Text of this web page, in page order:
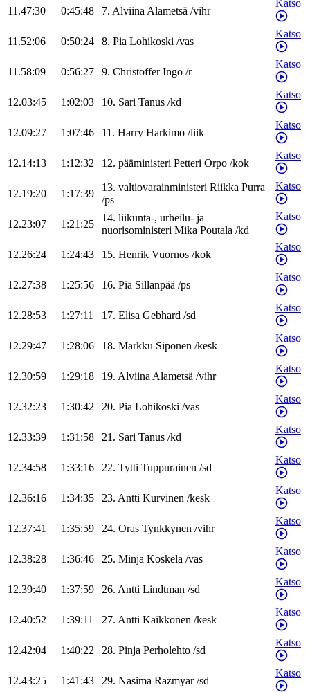
11.47:30 0:45:48 7. AlviinaAlametsä /vihr
Katso
11.52:06 0:50:24 8. Pia Lohikoski /vas
Katso
11.58:09 0:56:27 9. Christoffer Ingo /r
Katso
12.03:45 1:02:03 10. Sari Tanus /kd
Katso
12.09:27 1:07:46 11. Harry Harkimo /liik
Katso
12.14:13 1:12:32 12. pääministeri Petteri Orpo /kok
Katso
12.19:20 1:17:39
13. valtiovarainministeri Riikka Purra
/ps
Katso
12.23:07 1:21:25
14. liikunta-, urheilu- ja
nuorisoministeri Mika Poutala /kd
Katso
12.26:24 1:24:43 15. Henrik Vuornos /kok
Katso
12.27:38 1:25:56 16. Pia Sillanpää /ps
Katso
12.28:53 1:27:11 17. Elisa Gebhard /sd
Katso
12.29:47 1:28:06 18. Markku Siponen /kesk
Katso
12.30:59 1:29:18 19. AlviinaAlametsä /vihr
Katso
12.32:23 1:30:42 20. Pia Lohikoski /vas
Katso
12.33:39 1:31:58 21. Sari Tanus /kd
Katso
12.34:58 1:33:16 22. Tytti Tuppurainen /sd
Katso
12.36:16 1:34:35 23. Antti Kurvinen /kesk
Katso
12.37:41 1:35:59 24. Oras Tynkkynen /vihr
Katso
12.38:28 1:36:46 25. Minja Koskela /vas
Katso
12.39:40 1:37:59 26. Antti Lindtman /sd
Katso
12.40:52 1:39:11 27. Antti Kaikkonen /kesk
Katso
12.42:04 1:40:22 28. Pinja Perholehto /sd
Katso
12.43:25 1:41:43 29. Nasima Razmyar/sd
Katso